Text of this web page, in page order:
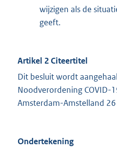
wijzigen als de
geeft.
Artikel 2 Citeertitel
Dit besluit wordt
Noodverordening COVID-
Amsterdam-Amstelland
Ondertekening